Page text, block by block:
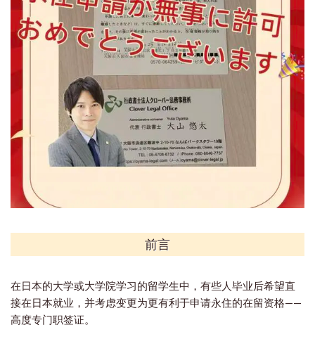
前言
在日本的大学或大学院学习的留学生中，有些人毕业后希望直
接在日本就业，并考虑变更为更有利于申请永住的在留资格——
高度专门职签证。